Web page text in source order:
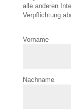
alle anderen
Verpflichtung
Vorname
Nachname